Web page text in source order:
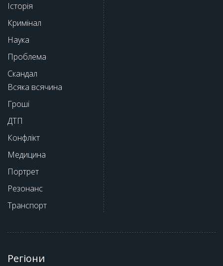
Історія
Кримінал
Наука
Проблема
Скандал
Всяка всячина
Гроші
ДТП
Конфлікт
Медицина
Портрет
Резонанс
Транспорт
Регіони